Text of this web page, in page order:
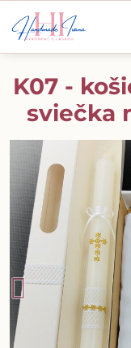
K07 -
sviečka